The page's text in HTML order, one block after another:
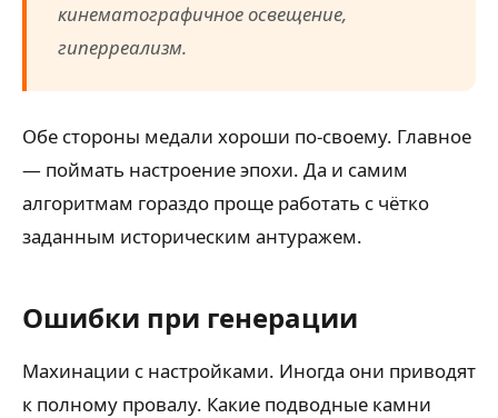
кинематографичное освещение,
гиперреализм.
Обе стороны медали хороши по-своему. Главное
— поймать настроение эпохи. Да и самим
алгоритмам гораздо проще работать с чётко
заданным историческим антуражем.
Ошибки при генерации
Махинации с настройками. Иногда они приводят
к полному провалу. Какие подводные камни